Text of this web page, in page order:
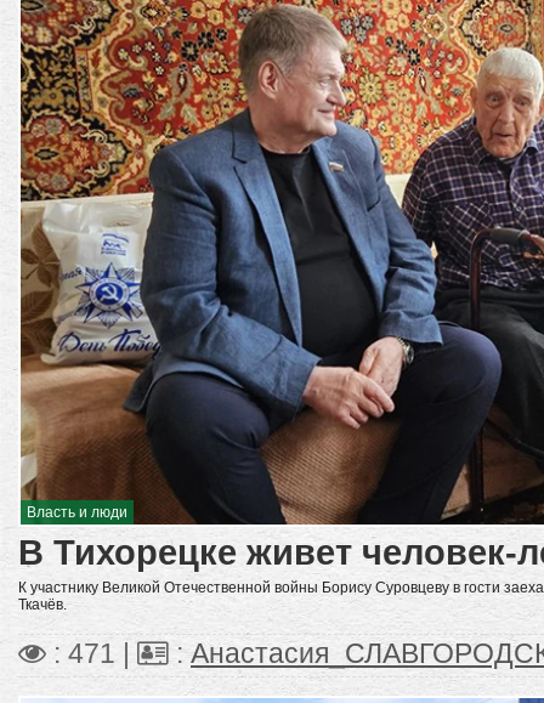
Власть и люди
В Тихорецке живет человек-
К участнику Великой Отечественной войны Борису Суровцеву в гости
Ткачёв.
: 471 | :